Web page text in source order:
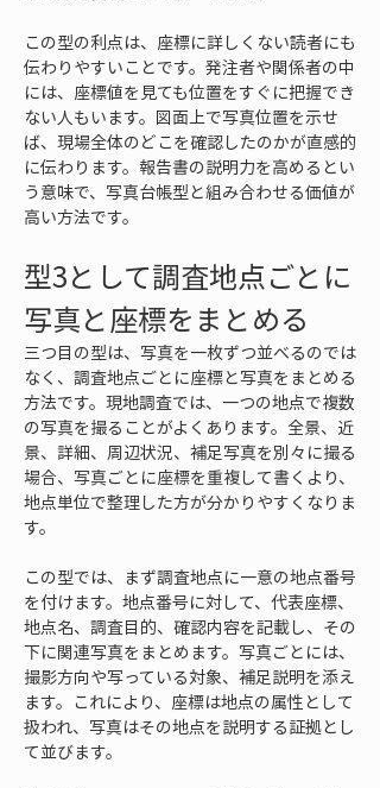
この型の利点は、座標に詳しくない読者にも
伝わりやすいことです。発注者や関係者の中
には、座標値を見ても位置をすぐに把握でき
ない人もいます。図面上で写真位置を示せ
ば、現場全体のどこを確認したのかが直感的
に伝わります。報告書の説明力を高めるとい
う意味で、写真台帳型と組み合わせる価値が
高い方法です。
型3として調査地点ごとに
写真と座標をまとめる
三つ目の型は、写真を一枚ずつ並べるのでは
なく、調査地点ごとに座標と写真をまとめる
方法です。現地調査では、一つの地点で複数
の写真を撮ることがよくあります。全景、近
景、詳細、周辺状況、補足写真を別々に撮る
場合、写真ごとに座標を重複して書くより、
地点単位で整理した方が分かりやすくなりま
す。
この型では、まず調査地点に一意の地点番号
を付けます。地点番号に対して、代表座標、
地点名、調査目的、確認内容を記載し、その
下に関連写真をまとめます。写真ごとには、
撮影方向や写っている対象、補足説明を添え
ます。これにより、座標は地点の属性として
扱われ、写真はその地点を説明する証拠とし
て並びます。